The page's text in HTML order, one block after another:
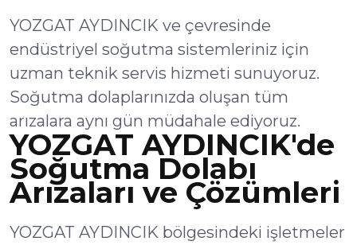
YOZGAT AYDINCIK ve çevresinde
endüstriyel soğutma sistemleriniz için
uzman teknik servis hizmeti sunuyoruz.
Soğutma dolaplarınızda oluşan tüm
arızalara aynı gün müdahale ediyoruz.
YOZGAT AYDINCIK'de
Soğutma Dolabı
Arızaları ve Çözümleri
YOZGAT AYDINCIK bölgesindeki işletmeler